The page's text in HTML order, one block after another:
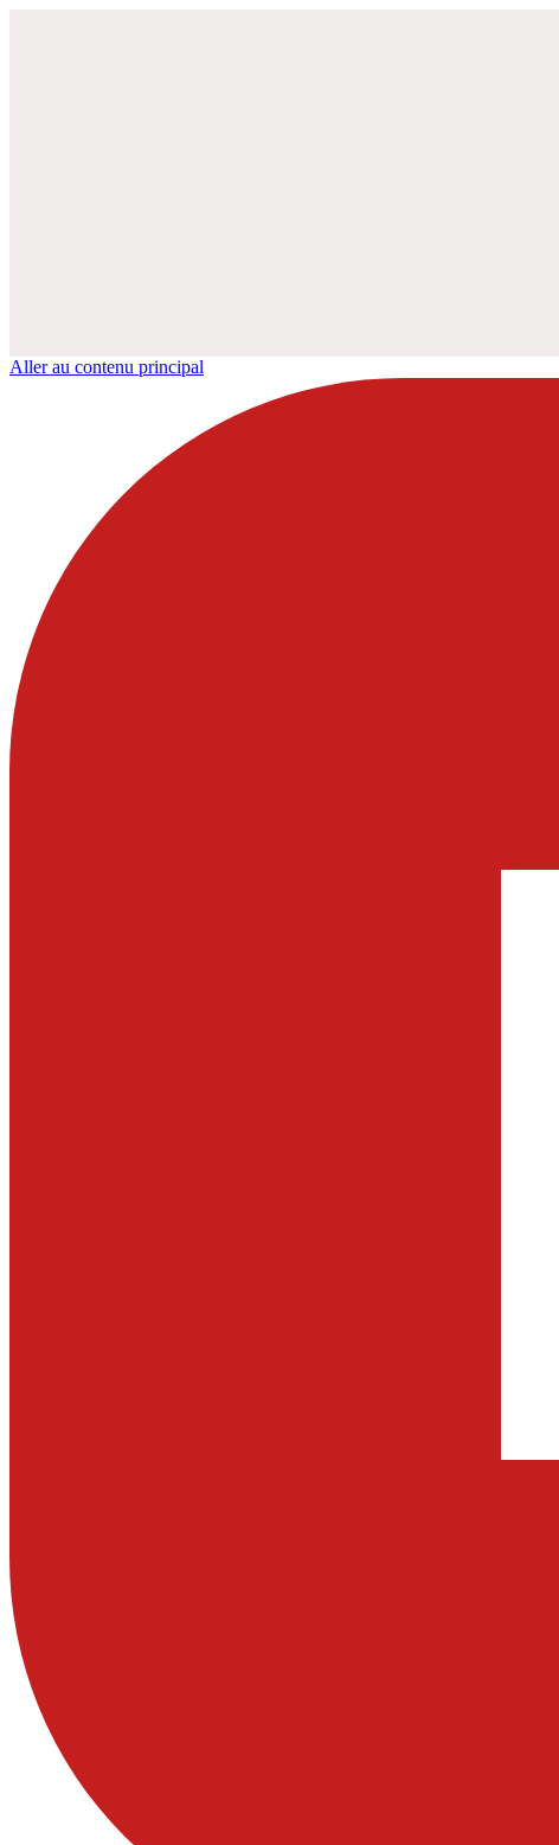
Aller au contenu principal